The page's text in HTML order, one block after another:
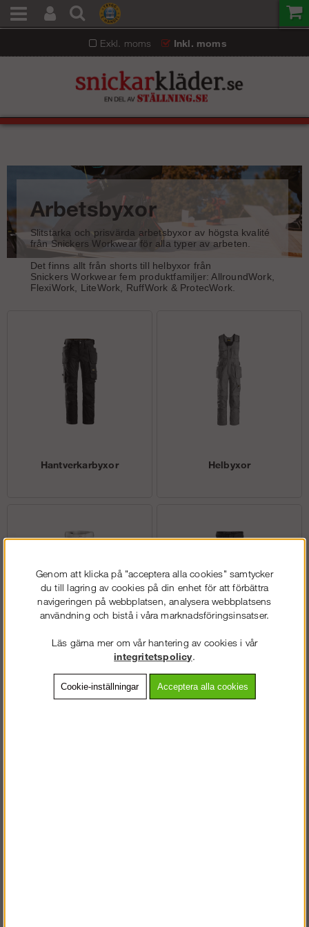
Exkl. moms Inkl. moms
Arbetsbyxor
Slitstarka och prisvärda arbetsbyxor av högsta kvalité
från Snickers Workwear för alla typer av arbeten.
Det finns allt från shorts till helbyxor från
Snickers Workwear fem produktfamiljer: AllroundWork,
FlexiWork, LiteWork, RuffWork & ProtecWork.
Hantverkarbyxor Helbyxor
Genom att klicka på "acceptera alla cookies" samtycker
du till lagring av cookies på din enhet för att förbättra
navigeringen på webbplatsen, analysera webbplatsens
användning och bistå i våra marknadsföringsinsatser.
Läs gärna mer om vår hantering av cookies i vår
integritetspolicy.
Cookie-inställningar Acceptera alla cookies